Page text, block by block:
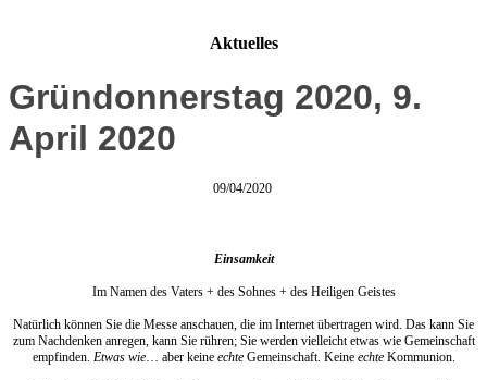
Aktuelles
Gründonnerstag 2020, 9.
April 2020
09/04/2020
Einsamkeit
Im Namen des Vaters + des Sohnes + des Heiligen Geistes
Natürlich können Sie die Messe anschauen, die im Internet übertragen wird. Das kann Sie
zum Nachdenken anregen, kann Sie rühren; Sie werden vielleicht etwas wie Gemeinschaft
empfinden. Etwas wie… aber keine echteGemeinschaft. Keine echteKommunion.